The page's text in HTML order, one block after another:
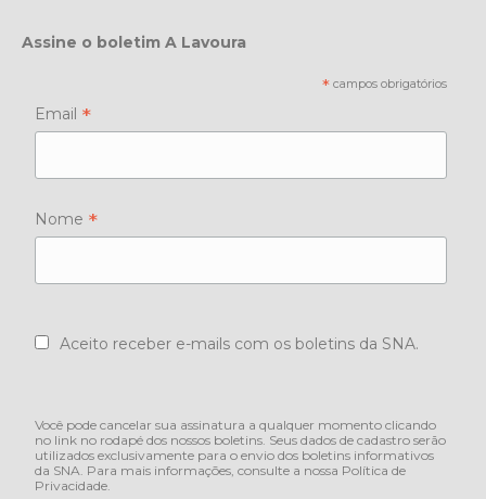
Assine o boletim A Lavoura
* campos obrigatórios
Email *
Nome *
Aceito receber e-mails com os boletins da SNA.
Você pode cancelar sua assinatura a qualquer momento clicando
no link no rodapé dos nossos boletins. Seus dados de cadastro serão
utilizados exclusivamente para o envio dos boletins informativos
da SNA. Para mais informações, consulte a nossa Política de
Privacidade.